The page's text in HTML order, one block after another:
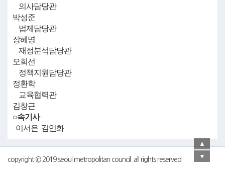
의사담당관
박성준
법제담당관
장혜명
재정분석담당관
오희선
정책지원담당관
정환학
교육협력관
김창근
○속기사
이서은 김연화
▲
▼
copyright © 2019 seoul metropolitan council. all rights reserved